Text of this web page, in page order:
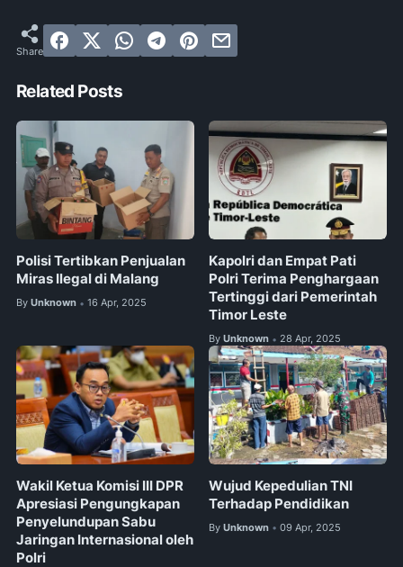
Related Posts
Polisi Tertibkan Penjualan
Miras Ilegal di Malang
By Unknown • 16 Apr, 2025
Kapolri dan Empat Pati
Polri Terima Penghargaan
Tertinggi dari Pemerintah
Timor Leste
By Unknown • 28 Apr, 2025
Wakil Ketua Komisi III DPR
Apresiasi Pengungkapan
Penyelundupan Sabu
Jaringan Internasional oleh
Polri
Wujud Kepedulian TNI
Terhadap Pendidikan
By Unknown • 09 Apr, 2025